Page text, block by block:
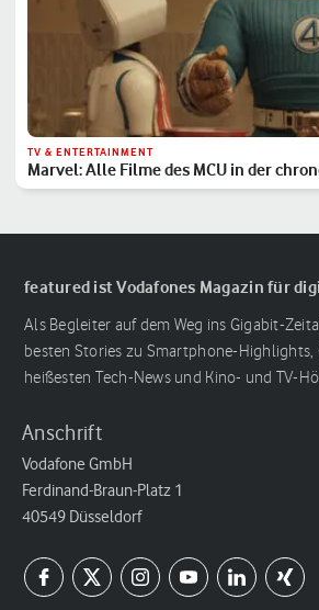
TV & ENTERTAINMENT
Marvel: Alle Filme des MCU in der
Reihenfolge
featured ist Vodafones Magazin für
Als Begleiter auf dem Weg ins Gigabit-
besten Stories zu Smartphone-Highlights,
heißesten Tech-News und Kino- und TV-
Anschrift
Vodafone GmbH
Ferdinand-Braun-Platz 1
40549 Düsseldorf